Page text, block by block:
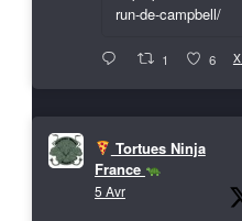
run-de-campbell/
1 6 X
Tortues Ninja
France
5 Avr